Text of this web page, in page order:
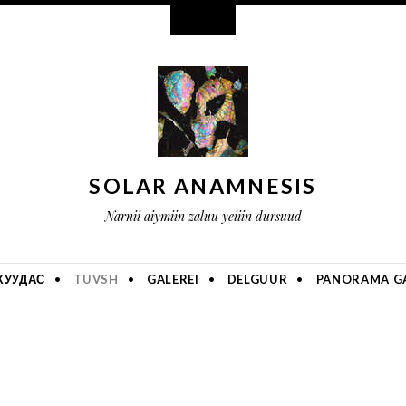
SOLAR ANAMNESIS
Narnii aiymiin zaluu yeiiin dursuud
TUVSH GALEREI DELGUUR PANORAMA